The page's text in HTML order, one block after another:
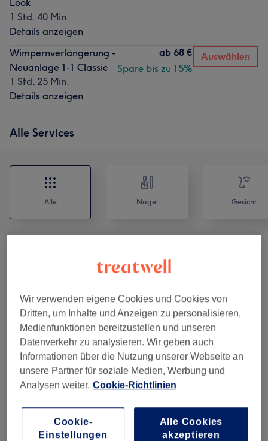
Look
1 Std. 40 Min.
Details anzeigen
Wimpernverlängerung -
Neuanlage 1:1 Classic
1 Std. 25 Min.
Details anzeigen
ab 68 €
Spare bis zu 15%
Auswählen
Alle Services
Alle Nägel Gesicht
Augenbrauen &
Wimpernbehandlungen (11)
ab 20 €
Permanent Make-Up (3 ) ab 255 €
Nagelmodellage 2)
Unsere Arbeit
Wir verwenden eigene Cookies und Cookies von
Dritten, um Inhalte und Anzeigen zu personalisieren,
Medienfunktionen bereitzustellen und unseren
Datenverkehr zu analysieren. Wir geben auch
Informationen über die Nutzung unserer Webseite an
unsere Partner für soziale Medien, Werbung und
Analysen weiter. Cookie-Richtlinien
Cookie-
Einstellungen
Alle Cookies
akzeptieren